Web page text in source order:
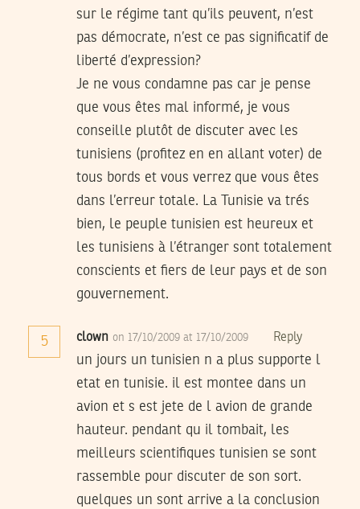
sur le régime tant qu’ils peuvent, n’est
pas démocrate, n’est ce pas significatif de
liberté d’expression?
Je ne vous condamne pas car je pense
que vous êtes mal informé, je vous
conseille plutôt de discuter avec les
tunisiens (profitez en en allant voter) de
tous bords et vous verrez que vous êtes
dans l’erreur totale. La Tunisie va trés
bien, le peuple tunisien est heureux et
les tunisiens à l’étranger sont totalement
conscients et fiers de leur pays et de son
gouvernement.
5 clown on 17/10/2009 at 17/10/2009 Reply
un jours un tunisien n a plus supporte l
etat en tunisie. il est montee dans un
avion et s est jete de l avion de grande
hauteur. pendant qu il tombait, les
meilleurs scientifiques tunisien se sont
rassemble pour discuter de son sort.
quelques un sont arrive a la conclusion